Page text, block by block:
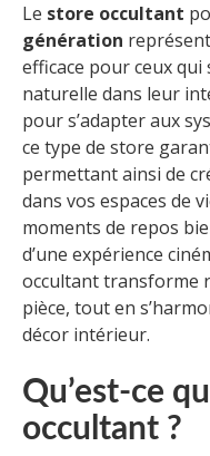
Le store occultant
génération
efficace pour ceux
naturelle dans leur
pour s’adapter aux
ce type de store
permettant ainsi de
dans vos espaces de
moments de repos
d’une expérience
occultant transforme
pièce, tout en
décor intérieur.
Qu’est-ce
occultant ?